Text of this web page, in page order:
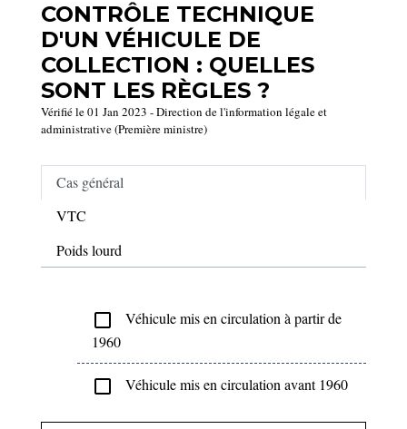
CONTRÔLE TECHNIQUE
D'UN VÉHICULE DE
COLLECTION : QUELLES
SONT LES RÈGLES ?
Vérifié le 01 Jan 2023 - Direction de l'information légale et
administrative (Première ministre)
Cas général
VTC
Poids lourd
check_box_outline_blank
Véhicule mis en circulation à partir de
1960
check_box_outline_blank Véhicule mis en circulation avant 1960